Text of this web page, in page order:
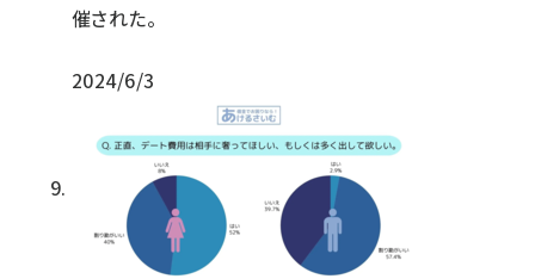
催された。
2024/6/3